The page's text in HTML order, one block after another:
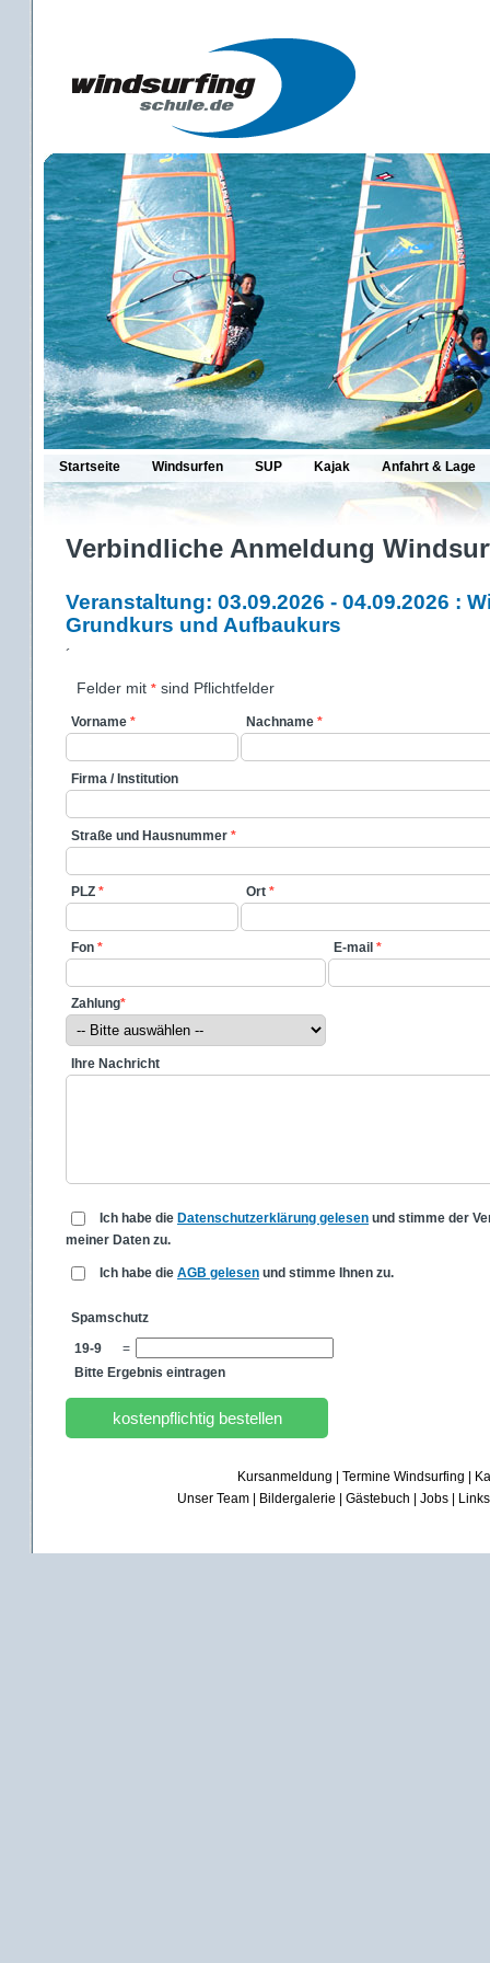
Startseite Windsurfen SUP Kajak Anfahrt & Lage
Verbindliche Anmeldung
Veranstaltung: 03.09.2026 - 04.09.2026 :
Grundkurs und Aufbaukurs
´
Felder mit * sind Pflichtfelder
Vorname * Nachname *
Firma / Institution
Straße und Hausnummer *
PLZ * Ort *
Fon * E-mail *
Zahlung*
Ihre Nachricht
Ich habe die Datenschutzerklärung gelesen und stimme der
meiner Daten zu.
Ich habe die AGB gelesen und stimme Ihnen zu.
Spamschutz
19-9
=
Bitte Ergebnis eintragen
kostenpflichtig bestellen
Kursanmeldung Termine Windsurfing
Unser Team
Bildergalerie Gästebuch Jobs Links